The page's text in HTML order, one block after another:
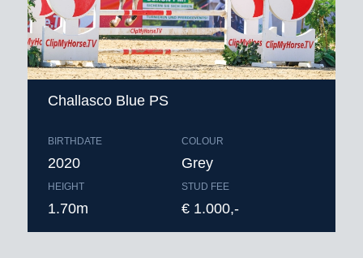
Challasco Blue PS
BIRTHDATE
2020
HEIGHT
1.70m
COLOUR
Grey
STUD FEE
€ 1.000,-